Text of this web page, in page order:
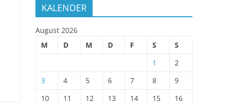
KALENDER
August 2026
M
D M D F S
S
1
2
3
4 5 6 7 8
9
10
11 12 13 14 15
16